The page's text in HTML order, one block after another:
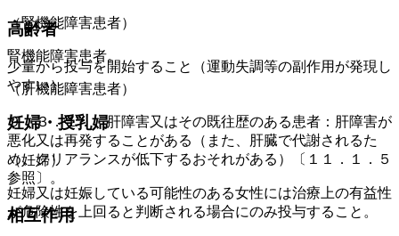
高齢者
少量から投与を開始すること（運動失調等の副作用が発現し
やすい）。
妊婦・授乳婦
（妊婦）
妊婦又は妊娠している可能性のある女性には治療上の有益性
が危険性を上回ると判断される場合にのみ投与すること。
（腎機能障害患者）
腎機能障害患者。
（肝機能障害患者）
９．３．１． 肝障害又はその既往歴のある患者：肝障害が
悪化又は再発することがある（また、肝臓で代謝されるた
め、クリアランスが低下するおそれがある）〔１１．１．５
参照〕。
相互作用